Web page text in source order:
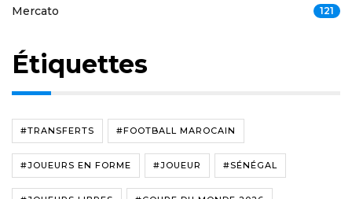
Mercato 121
Étiquettes
#TRANSFERTS #FOOTBALL MAROCAIN
#JOUEURS EN FORME #JOUEUR #SÉNÉGAL